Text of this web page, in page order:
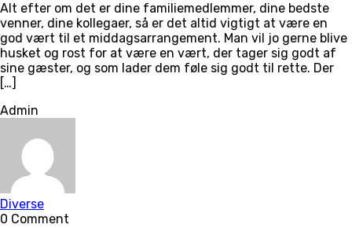
Alt efter om det er dine familiemedlemmer, dine bedste
venner, dine kollegaer, så er det altid vigtigt at være en
god vært til et middagsarrangement. Man vil jo gerne blive
husket og rost for at være en vært, der tager sig godt af
sine gæster, og som lader dem føle sig godt til rette. Der
[…]
Admin
Diverse
0 Comment